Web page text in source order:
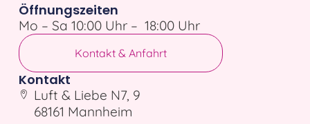
Öffnungszeiten
Mo – Sa 10:00 Uhr – 18:00 Uhr
Kontakt & Anfahrt
Kontakt
Luft & Liebe N7, 9
68161 Mannheim